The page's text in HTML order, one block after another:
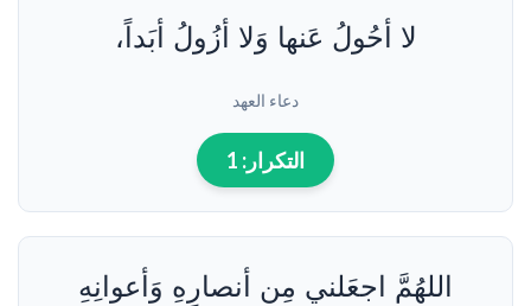
لا أحُولُ عَنها وَلا أزُولُ أبَداً،
دعاء العهد
التكرار: 1
اللهُمَّ اجعَلني مِن أنصارِهِ وَأعوانِهِ